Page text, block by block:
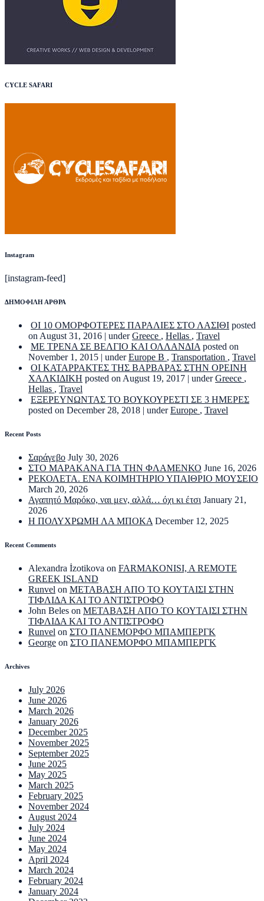
CYCLE SAFARI
Instagram
[instagram-feed]
ΔΗΜΟΦΙΛΗ ΑΡΘΡΑ
ΟΙ 10 ΟΜΟΡΦΟΤΕΡΕΣ ΠΑΡΑΛΙΕΣ ΣΤΟ ΛΑΣΙΘΙ posted
on August 31, 2016 | underGreece , Hellas , Travel
ΜΕ ΤΡΕΝΑ ΣΕ ΒΕΛΓΙΟ ΚΑΙ ΟΛΛΑΝΔΙΑ posted on
November 1, 2015 | underEurope B , Transportation , Travel
ΟΙ ΚΑΤΑΡΡΑΚΤΕΣ ΤΗΣ ΒΑΡΒΑΡΑΣ ΣΤΗΝ ΟΡΕΙΝΗ
ΧΑΛΚΙΔΙΚΗ posted on August 19, 2017 | underGreece ,
Hellas , Travel
ΕΞΕΡΕΥΝΩΝΤΑΣ ΤΟ ΒΟΥΚΟΥΡΕΣΤΙ ΣΕ 3 ΗΜΕΡΕΣ
posted on December 28, 2018 | underEurope , Travel
Recent Posts
Σαράγεβο July 30, 2026
ΣΤΟ ΜΑΡΑΚΑΝΑ ΓΙΑ ΤΗΝ ΦΛΑΜΕΝΚΟ June 16, 2026
ΡΕΚΟΛΕΤΑ. ΕΝΑ ΚΟΙΜΗΤΗΡΙΟ ΥΠΑΙΘΡΙΟ ΜΟΥΣΕΙΟ
March 20, 2026
Αγαπητό Μαρόκο, ναι μεν, αλλά… όχι κι έτσι January 21,
2026
Η ΠΟΛΥΧΡΩΜΗ ΛΑ ΜΠΟΚΑ December 12, 2025
Recent Comments
Alexandra İzotikova on FARMAKONISI, A REMOTE
GREEK ISLAND
Runvel on ΜΕΤΑΒΑΣΗ ΑΠΟ ΤΟ ΚΟΥΤΑΙΣΙ ΣΤΗΝ
ΤΙΦΛΙΔΑ ΚΑΙ ΤΟ ΑΝΤΙΣΤΡΟΦΟ
John Beles on ΜΕΤΑΒΑΣΗ ΑΠΟ ΤΟ ΚΟΥΤΑΙΣΙ ΣΤΗΝ
ΤΙΦΛΙΔΑ ΚΑΙ ΤΟ ΑΝΤΙΣΤΡΟΦΟ
Runvel on ΣΤΟ ΠΑΝΕΜΟΡΦΟ ΜΠΑΜΠΕΡΓΚ
George on ΣΤΟ ΠΑΝΕΜΟΡΦΟ ΜΠΑΜΠΕΡΓΚ
Archives
July 2026
June 2026
March 2026
January 2026
December 2025
November 2025
September 2025
June 2025
May 2025
March 2025
February 2025
November 2024
August 2024
July 2024
June 2024
May 2024
April 2024
March 2024
February 2024
January 2024